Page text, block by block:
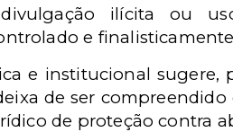
ilícita ou
e
e institucional
de ser
de proteção contra